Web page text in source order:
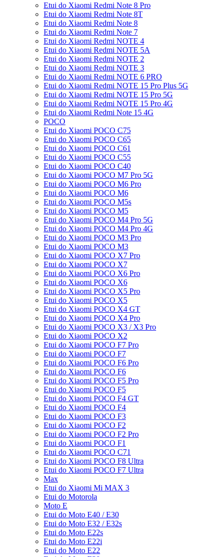
Etui do Xiaomi Redmi Note 8 Pro
Etui do Xiaomi Redmi Note 8T
Etui do Xiaomi Redmi Note 8
Etui do Xiaomi Redmi Note 7
Etui do Xiaomi Redmi NOTE 4
Etui do Xiaomi Redmi NOTE 5A
Etui do Xiaomi Redmi NOTE 2
Etui do Xiaomi Redmi NOTE 3
Etui do Xiaomi Redmi NOTE 6 PRO
Etui do Xiaomi Redmi NOTE 15 Pro Plus 5G
Etui do Xiaomi Redmi NOTE 15 Pro 5G
Etui do Xiaomi Redmi NOTE 15 Pro 4G
Etui do Xiaomi Redmi Note 15 4G
POCO
Etui do Xiaomi POCO C75
Etui do Xiaomi POCO C65
Etui do Xiaomi POCO C61
Etui do Xiaomi POCO C55
Etui do Xiaomi POCO C40
Etui do Xiaomi POCO M7 Pro 5G
Etui do Xiaomi POCO M6 Pro
Etui do Xiaomi POCO M6
Etui do Xiaomi POCO M5s
Etui do Xiaomi POCO M5
Etui do Xiaomi POCO M4 Pro 5G
Etui do Xiaomi POCO M4 Pro 4G
Etui do Xiaomi POCO M3 Pro
Etui do Xiaomi POCO M3
Etui do Xiaomi POCO X7 Pro
Etui do Xiaomi POCO X7
Etui do Xiaomi POCO X6 Pro
Etui do Xiaomi POCO X6
Etui do Xiaomi POCO X5 Pro
Etui do Xiaomi POCO X5
Etui do Xiaomi POCO X4 GT
Etui do Xiaomi POCO X4 Pro
Etui do Xiaomi POCO X3 / X3 Pro
Etui do Xiaomi POCO X2
Etui do Xiaomi POCO F7 Pro
Etui do Xiaomi POCO F7
Etui do Xiaomi POCO F6 Pro
Etui do Xiaomi POCO F6
Etui do Xiaomi POCO F5 Pro
Etui do Xiaomi POCO F5
Etui do Xiaomi POCO F4 GT
Etui do Xiaomi POCO F4
Etui do Xiaomi POCO F3
Etui do Xiaomi POCO F2
Etui do Xiaomi POCO F2 Pro
Etui do Xiaomi POCO F1
Etui do Xiaomi POCO C71
Etui do Xiaomi POCO F8 Ultra
Etui do Xiaomi POCO F7 Ultra
Max
Etui do Xiaomi Mi MAX 3
Etui do Motorola
Moto E
Etui do Moto E40 / E30
Etui do Moto E32 / E32s
Etui do Moto E22s
Etui do Moto E22i
Etui do Moto E22